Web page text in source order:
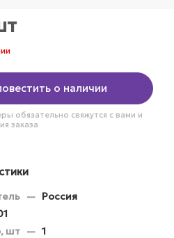
о наличии
обязательно свяжутся с вами и
заказа
— Россия
шт — 1